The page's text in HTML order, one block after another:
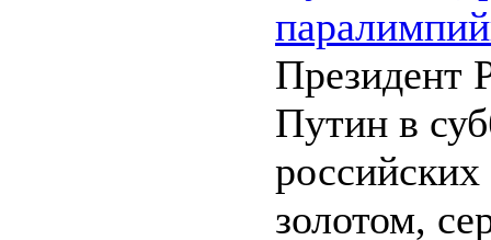
Президент
Путин в
золотом,